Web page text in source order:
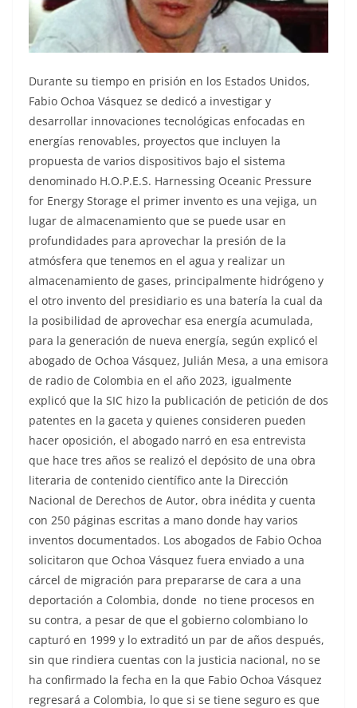
Durante su tiempo en prisión en los Estados Unidos,
Fabio Ochoa Vásquez se dedicó a investigar y
desarrollar innovaciones tecnológicas enfocadas en
energías renovables, proyectos que incluyen la
propuesta de varios dispositivos bajo el sistema
denominado H.O.P.E.S. Harnessing Oceanic Pressure
for Energy Storage el primer invento es una vejiga, un
lugar de almacenamiento que se puede usar en
profundidades para aprovechar la presión de la
atmósfera que tenemos en el agua y realizar un
almacenamiento de gases, principalmente hidrógeno y
el otro invento del presidiario es una batería la cual da
la posibilidad de aprovechar esa energía acumulada,
para la generación de nueva energía, según explicó el
abogado de Ochoa Vásquez, Julián Mesa, a una emisora
de radio de Colombia en el año 2023, igualmente
explicó que la SIC hizo la publicación de petición de dos
patentes en la gaceta y quienes consideren pueden
hacer oposición, el abogado narró en esa entrevista
que hace tres años se realizó el depósito de una obra
literaria de contenido científico ante la Dirección
Nacional de Derechos de Autor, obra inédita y cuenta
con 250 páginas escritas a mano donde hay varios
inventos documentados. Los abogados de Fabio Ochoa
solicitaron que Ochoa Vásquez fuera enviado a una
cárcel de migración para prepararse de cara a una
deportación a Colombia, donde no tiene procesos en
su contra, a pesar de que el gobierno colombiano lo
capturó en 1999 y lo extraditó un par de años después,
sin que rindiera cuentas con la justicia nacional, no se
ha confirmado la fecha en la que Fabio Ochoa Vásquez
regresará a Colombia, lo que si se tiene seguro es que